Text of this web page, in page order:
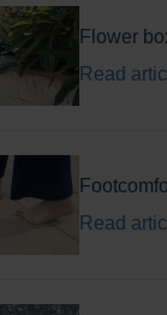
Flower
Read
Read